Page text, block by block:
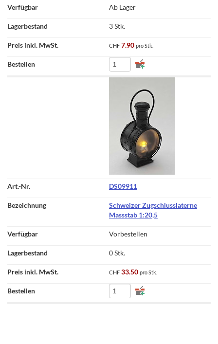
Ab Lager
3 Stk.
CHF 7.90 pro Stk.
DS09911
Schweizer Zugschlusslaterne
Massstab 1:20,5
Vorbestellen
0 Stk.
CHF 33.50 pro Stk.